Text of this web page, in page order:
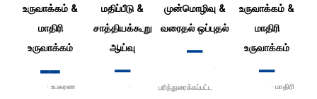
உருவாக்கம் &
மாதிரி
உருவாக்கம்
· உபகரண
மதிப்பீடு &
சாத்தியக்கூறு
ஆய்வு
▂▂
·
முன்மொழிவு &
வரைதல் ஒப்புதல்
▂▂
·
பரிந்துரைக்கப்பட்ட
உருவாக்கம் &
மாதிரி
உருவாக்கம்
▂▂
· மாதிரி